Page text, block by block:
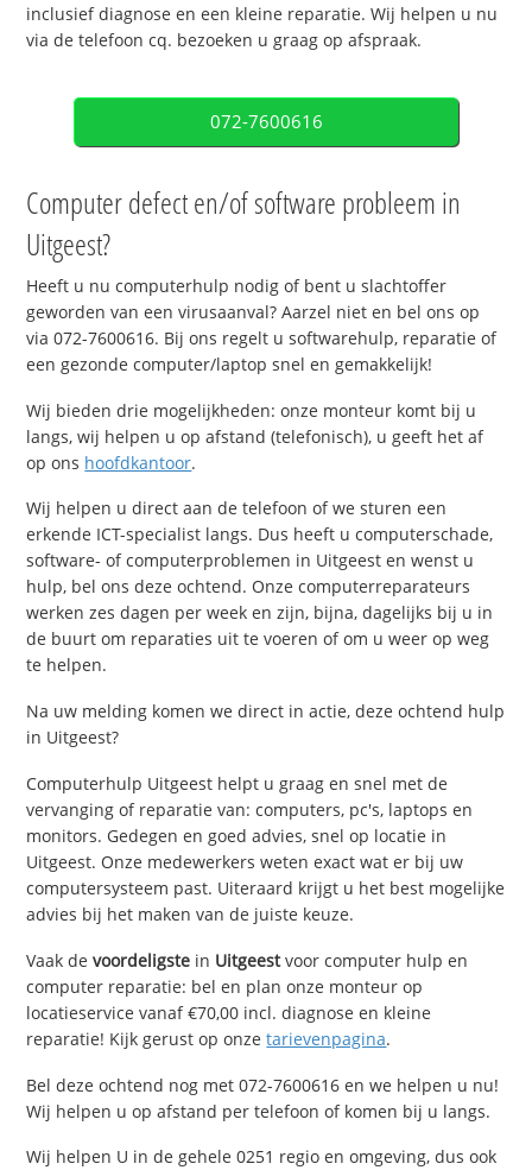
inclusief diagnose en een kleine reparatie. Wij helpen u nu
via de telefoon cq. bezoeken u graag op afspraak.
072-7600616
Computer defect en/of software probleem in
Uitgeest?
Heeft u nu computerhulp nodig of bent u slachtoffer
geworden van een virusaanval? Aarzel niet en bel ons op
via 072-7600616. Bij ons regelt u softwarehulp, reparatie of
een gezonde computer/laptop snel en gemakkelijk!
Wij bieden drie mogelijkheden: onze monteur komt bij u
langs, wij helpen u op afstand (telefonisch), u geeft het af
op ons hoofdkantoor.
Wij helpen u direct aan de telefoon of we sturen een
erkende ICT-specialist langs. Dus heeft u computerschade,
software- of computerproblemen in Uitgeest en wenst u
hulp, bel ons deze ochtend. Onze computerreparateurs
werken zes dagen per week en zijn, bijna, dagelijks bij u in
de buurt om reparaties uit te voeren of om u weer op weg
te helpen.
Na uw melding komen we direct in actie, deze ochtend hulp
in Uitgeest?
Computerhulp Uitgeest helpt u graag en snel met de
vervanging of reparatie van: computers, pc's, laptops en
monitors. Gedegen en goed advies, snel op locatie in
Uitgeest. Onze medewerkers weten exact wat er bij uw
computersysteem past. Uiteraard krijgt u het best mogelijke
advies bij het maken van de juiste keuze.
Vaak devoordeligste in Uitgeestvoor computer hulp en
computer reparatie: bel en plan onze monteur op
locatieservice vanaf €70,00 incl. diagnose en kleine
reparatie! Kijk gerust op onzetarievenpagina.
Bel deze ochtend nog met 072-7600616 en we helpen u nu!
Wij helpen u op afstand per telefoon of komen bij u langs.
Wij helpen U in de gehele 0251 regio en omgeving, dus ook